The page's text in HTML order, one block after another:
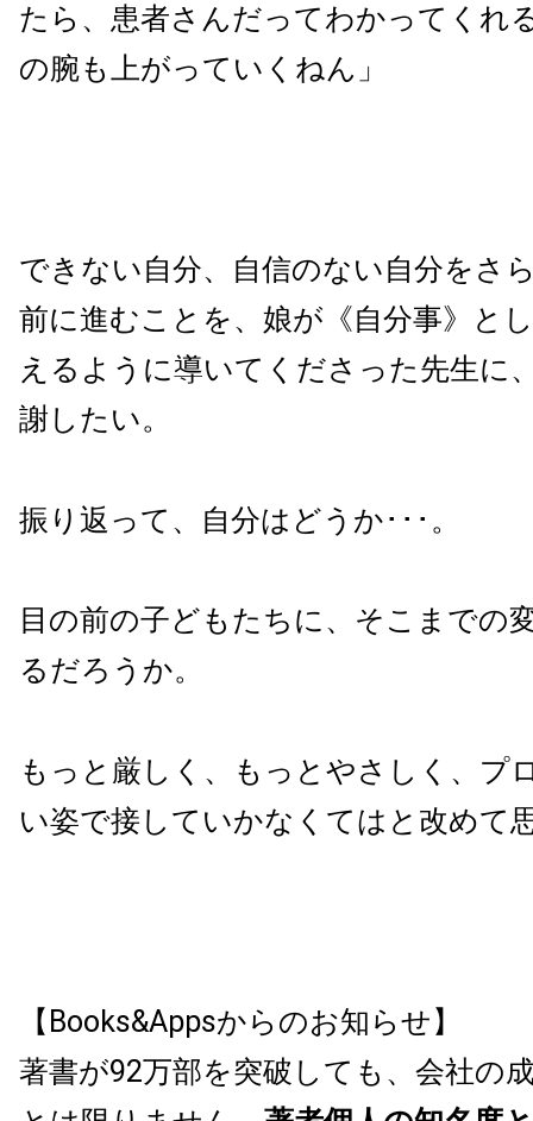
たら、患者さんだってわかってくれ
の腕も上がっていくねん」
できない自分、自信のない自分をさ
前に進むことを、娘が《自分事》と
えるように導いてくださった先生に
謝したい。
振り返って、自分はどうか･･･。
目の前の子どもたちに、そこまでの
るだろうか。
もっと厳しく、もっとやさしく、プ
い姿で接していかなくてはと改めて
【Books&Appsからのお知らせ】
著書が92万部を突破しても、会社の